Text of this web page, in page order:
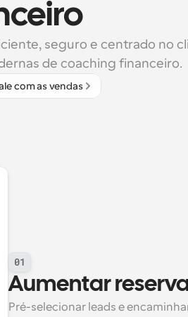
seguro e centrado no
de coaching financeiro.
com as vendas
01
Aumentar
Pré-selecionar leads e